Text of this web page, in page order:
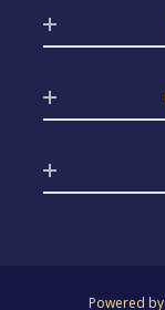
Powered by